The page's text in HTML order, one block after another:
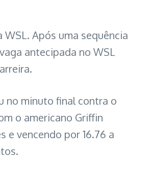
Após uma sequência
antecipada no WSL
no minuto final contra o
o americano Griffin
e vencendo por 16.76 a